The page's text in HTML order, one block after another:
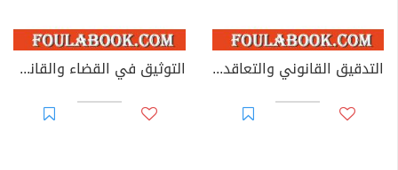
التدقيق القانوني والتعاقدي للحسابات السنوية للأحزاب السياسية التوثيق في القضاء والقانون المغربيين - الجزء 69